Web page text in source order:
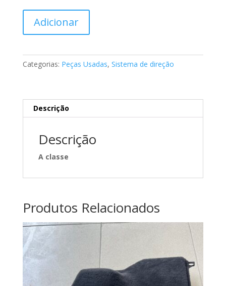
Caixa
direção
Adicionar
Categorias: Peças Usadas, Sistema de direção
Descrição
Descrição
A classe
Produtos Relacionados